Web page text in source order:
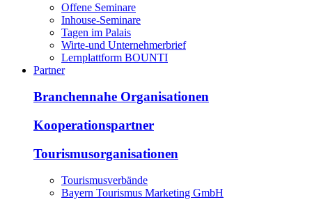
Offene Seminare
Inhouse-Seminare
Tagen im Palais
Wirte-und Unternehmerbrief
Lernplattform BOUNTI
Partner
Branchennahe Organisationen
Kooperationspartner
Tourismusorganisationen
Tourismusverbände
Bayern Tourismus Marketing GmbH